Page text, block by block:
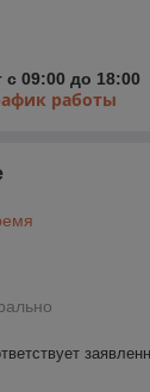
с 09:00 до 18:00
работы